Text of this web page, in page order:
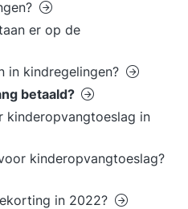
er op de
in kindregelingen?
betaald?
kinderopvangtoeslag in
kinderopvangtoeslag?
in 2022?